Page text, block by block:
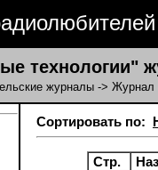
технологии"
журналы -> Журнал
Сортировать по:
Стр.